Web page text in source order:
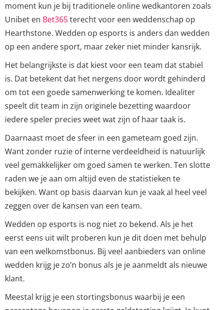
moment kun je bij traditionele online wedkantoren zoals
Unibet en Bet365terecht voor een weddenschap op
Hearthstone. Wedden op esports is anders dan wedden
op een andere sport, maar zeker niet minder kansrijk.
Het belangrijkste is dat kiest voor een team dat stabiel
is. Dat betekent dat het nergens door wordt gehinderd
om tot een goede samenwerking te komen. Idealiter
speelt dit team in zijn originele bezetting waardoor
iedere speler precies weet wat zijn of haar taak is.
Daarnaast moet de sfeer in een gameteam goed zijn.
Want zonder ruzie of interne verdeeldheid is natuurlijk
veel gemakkelijker om goed samen te werken. Ten slotte
raden we je aan om altijd even de statistieken te
bekijken. Want op basis daarvan kun je vaak al heel veel
zeggen over de kansen van een team.
Wedden op esports is nog niet zo bekend. Als je het
eerst eens uit wilt proberen kun je dit doen met behulp
van een welkomstbonus. Bij veel aanbieders van online
wedden krijg je zo’n bonus als je je aanmeldt als nieuwe
klant.
Meestal krijg je een stortingsbonus waarbij je een